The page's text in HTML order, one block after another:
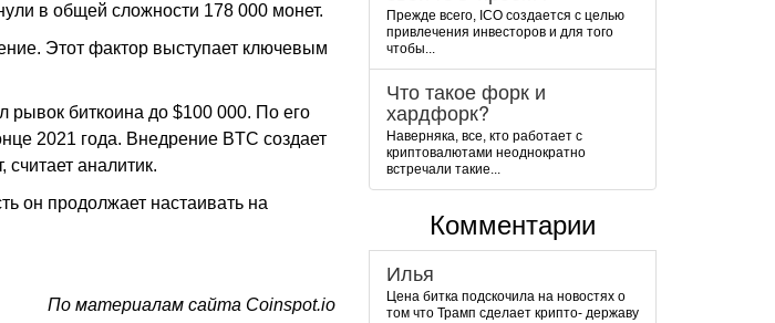
в общей сложности 178 000 монет.
Этот фактор выступает ключевым
рывок биткоина до $100 000. По его
2021 года. Внедрение BTC создает
аналитик.
он продолжает настаивать на
По материалам сайта Coinspot.io
Прежде всего, ICO создается с целью
привлечения инвесторов и для того
чтобы...
Что такое форк и
хардфорк?
Наверняка, все, кто работает с
криптовалютами неоднократно
встречали такие...
Комментарии
Илья
Цена битка подскочила на новостях о
том что Трамп сделает крипто- державу